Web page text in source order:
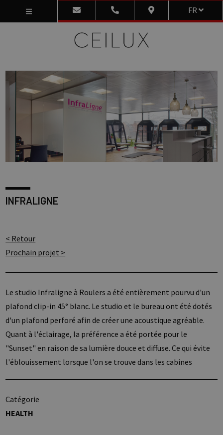
FR
INFRALIGNE
< Retour
Prochain projet >
Le studio Infraligne à Roulers a été entièrement pourvu d'un
plafond clip-in 45° blanc. Le studio et le bureau ont été dotés
d'un plafond perforé afin de créer une acoustique agréable.
Quant à l'éclairage, la préférence a été portée pour le
"Sunset" en raison de sa lumière douce et diffuse. Ce qui évite
l'éblouissement lorsque l'on se trouve dans les cabines
Catégorie
HEALTH